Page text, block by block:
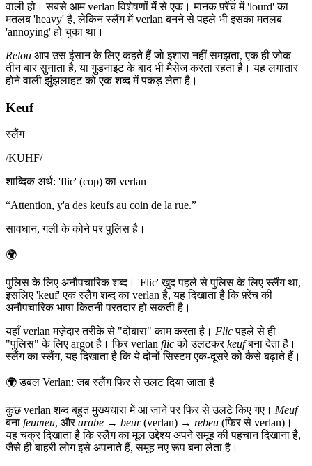
वाली हो। सबसे आम verlan विशेषणों में से एक। मानक फ़्रेंच में 'lourd' का
मतलब 'heavy' है, लेकिन स्लैंग में verlan बनने से पहले भी इसका मतलब
'annoying' हो चुका था।
Relou आप उस इंसान के लिए कहते हैं जो इशारा नहीं समझता, एक ही जोक
तीन बार सुनाता है, या गुडनाइट के बाद भी मैसेज करता रहता है। यह लगातार
होने वाली झुंझलाहट को एक शब्द में पकड़ लेता है।
Keuf
स्लैंग
/KUHF/
शाब्दिक अर्थ: 'flic' (cop) का verlan
“Attention, y'a des keufs au coin de la rue.”
सावधान, गली के कोने पर पुलिस है।
🌍
पुलिस के लिए अनौपचारिक शब्द। 'Flic' खुद पहले से पुलिस के लिए स्लैंग था,
इसलिए 'keuf' एक स्लैंग शब्द का verlan है, यह दिखाता है कि फ़्रेंच की
अनौपचारिक भाषा कितनी परतदार हो सकती है।
यहाँ verlan मज़ेदार तरीके से "दोबारा" काम करता है। Flicपहले से ही
"पुलिस" के लिए argot है। फिर verlan flicको उलटकरkeufबना देता है।
स्लैंग का स्लैंग, यह दिखाता है कि ये दोनों सिस्टम एक-दूसरे को कैसे बढ़ाते हैं।
🌍 डबल Verlan: जब स्लैंग फिर से उलट दिया जाता है
कुछ verlan शब्द बहुत मुख्यधारा में आ जाने पर फिर से उलटे किए गए। Meuf
बना feumeu, औरarabe → beur(verlan) → rebeu (फिर से verlan)।
यह चक्र दिखाता है कि स्लैंग का मूल उद्देश्य अपने समूह की पहचान दिखाना है,
जैसे ही बाहरी लोग इसे अपनाते हैं, समूह नए रूप बना लेता है।